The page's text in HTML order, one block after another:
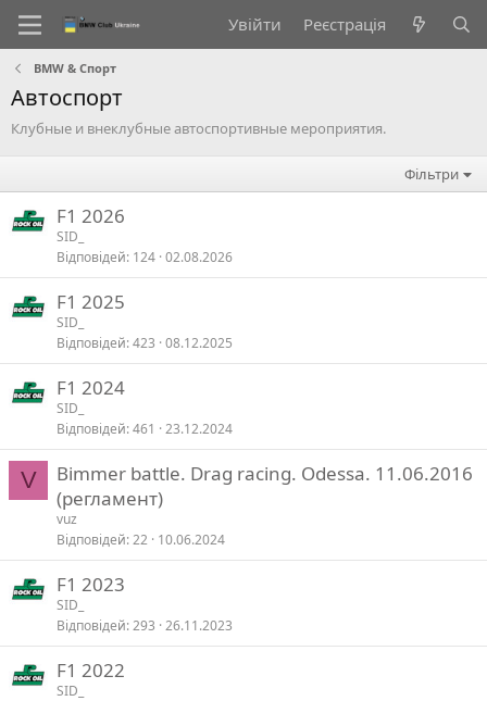
Увійти Реєстрація
BMW & Спорт
Автоспорт
Клубные и внеклубные автоспортивные мероприятия.
Фільтри
F1 2026
SID_
Відповідей 124 02.08.2026
F1 2025
SID_
Відповідей 423 08.12.2025
F1 2024
SID_
Відповідей 461 23.12.2024
V
Bimmer battle. Drag racing. Odessa. 11.06.2016
(регламент)
vuz
Відповідей 22 10.06.2024
F1 2023
SID_
Відповідей 293 26.11.2023
F1 2022
SID_